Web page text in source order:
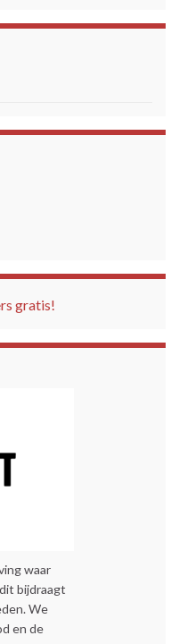
waar
bijdraagt
We
en de